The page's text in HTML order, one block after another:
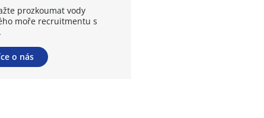
prozkoumat vody
moře recruitmentu s
o nás